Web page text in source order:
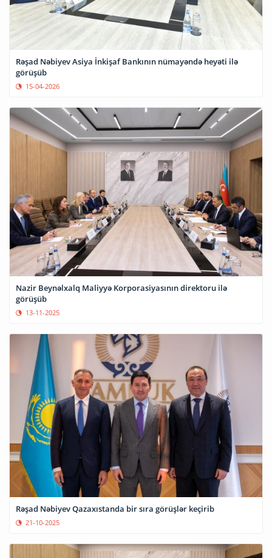
Rəşad Nəbiyev Asiya İnkişaf Bankının nümayəndə heyəti ilə
görüşüb
15-04-2026
Nazir Beynəlxalq Maliyyə Korporasiyasının direktoru ilə
görüşüb
13-11-2025
Rəşad Nəbiyev Qazaxıstanda bir sıra görüşlər keçirib
21-10-2025